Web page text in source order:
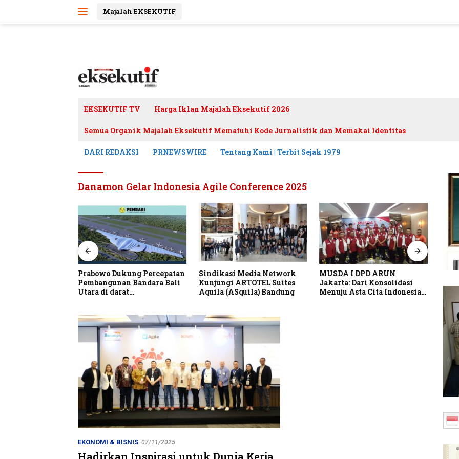
Majalah EKSEKUTIF
EKSEKUTIF TV Harga Iklan Majalah Eksekutif 2026
Semua Organik Majalah Eksekutif Mematuhi Kode Jurnalistik dan Memakai Identitas
DARI REDAKSI PRNEWSWIRE Tentang Kami | Terbit Sejak 1979
Danamon Gelar Indonesia Agile Conference 2025
Prabowo Dukung Percepatan
Pembangunan Bandara Bali
Utara di darat
Sindikasi Media Network
Kunjungi ARTOTEL Suites
Aquila (ASquila) Bandung
MUSDA I DPD ARUN
Jakarta: Dari Konsolidasi
Menuju Asta Cita Indonesia
EKONOMI & BISNIS 07/11/2025
Hadirkan Inspirasi untuk Dunia Kerja